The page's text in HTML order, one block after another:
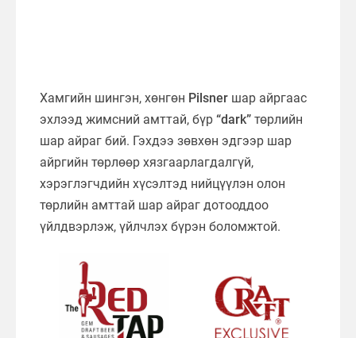
Хамгийн шингэн, хөнгөн Pilsner шар айргаас
эхлээд жимсний амттай, бүр “dark” төрлийн
шар айраг бий. Гэхдээ зөвхөн эдгээр шар
айргийн төрлөөр хязгаарлагдалгүй,
хэрэглэгчдийн хүсэлтэд нийцүүлэн олон
төрлийн амттай шар айраг дотооддоо
үйлдвэрлэж, үйлчлэх бүрэн боломжтой.